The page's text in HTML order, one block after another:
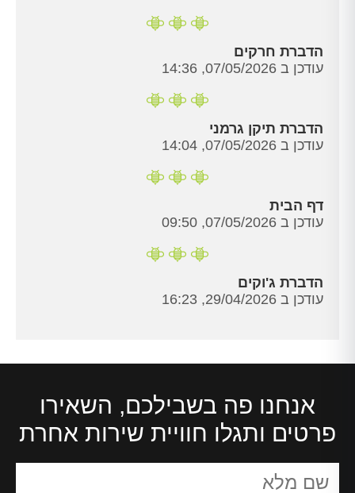
הדברת חרקים
עודכן ב 07/05/2026, 14:36
הדברת תיקן גרמני
עודכן ב 07/05/2026, 14:04
דף הבית
עודכן ב 07/05/2026, 09:50
הדברת ג'וקים
עודכן ב 29/04/2026, 16:23
אנחנו פה בשבילכם, השאירו
פרטים ותגלו חוויית שירות אחרת